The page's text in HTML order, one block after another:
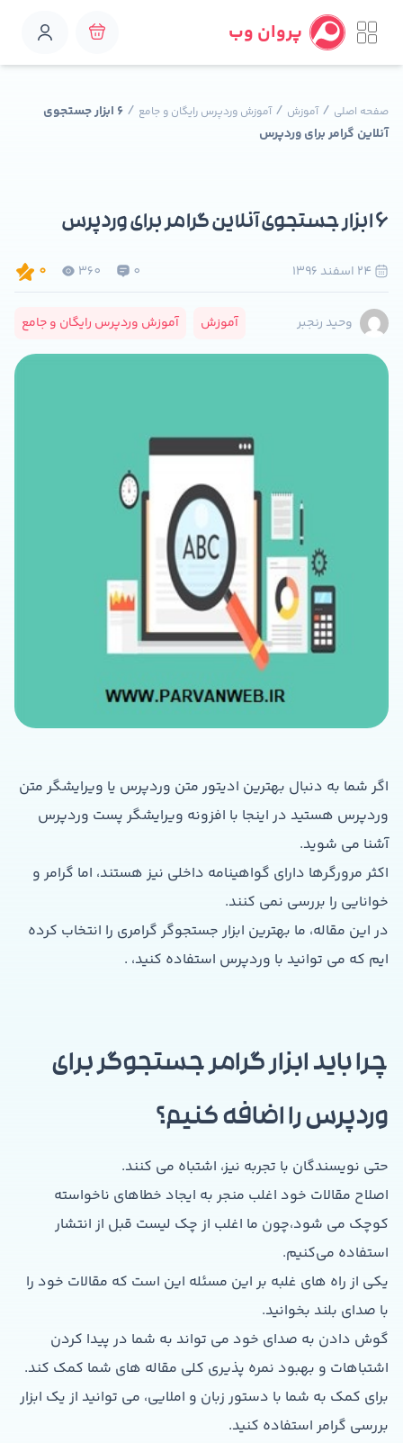
پروان وب
صفحه اصلی /آموزش /آموزش وردپرس رایگان و جامع /
۶ ابزار جستجوی
آنلاین گرامر برای وردپرس
0
360
0
۶ ابزار جستجوی آنلاین گرامر برای وردپرس
وحید رنجبر آموزش آموزش وردپرس رایگان و جامع
اگر شما به دنبال بهترین ادیتور متن وردپرس یا ویرایشگر متن
وردپرس هستید در اینجا با افزونه ویرایشگر پست وردپرس
آشنا می شوید.
اکثر مرورگرها دارای گواهینامه داخلی نیز هستند، اما گرامر و
خوانایی را بررسی نمی کنند.
در این مقاله، ما بهترین ابزار جستجوگر گرامری را انتخاب کرده
ایم که می توانید با وردپرس استفاده کنید، .
چرا باید ابزار گرامر جستجوگر برای
وردپرس را اضافه کنیم؟
حتی نویسندگان با تجربه نیز، اشتباه می کنند.
اصلاح مقالات خود اغلب منجر به ایجاد خطاهای ناخواسته
کوچک می شود،چون ما اغلب از چک لیست قبل از انتشار
استفاده می‌کنیم.
یکی از راه های غلبه بر این مسئله این است که مقالات خود را
با صدای بلند بخوانید.
گوش دادن به صدای خود می تواند به شما در پیدا کردن
اشتباهات و بهبود نمره پذیری کلی مقاله های شما کمک کند.
برای کمک به شما با دستور زبان و املایی، می توانید از یک ابزار
بررسی گرامر استفاده کنید.